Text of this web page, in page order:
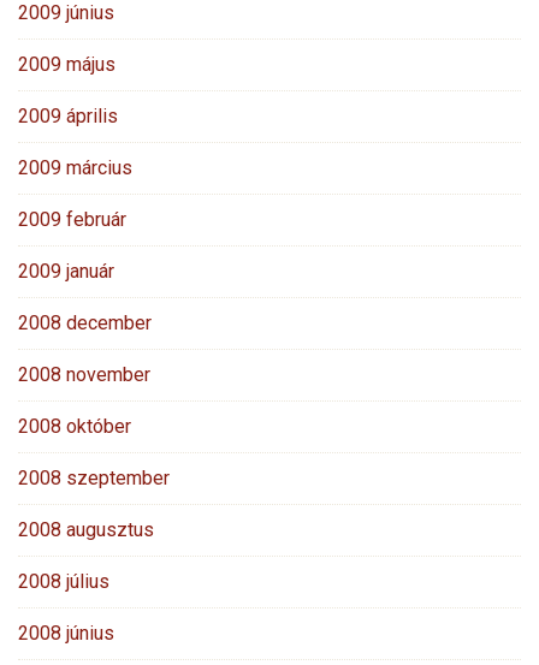
2009 június
2009 május
2009 április
2009 március
2009 február
2009 január
2008 december
2008 november
2008 október
2008 szeptember
2008 augusztus
2008 július
2008 június